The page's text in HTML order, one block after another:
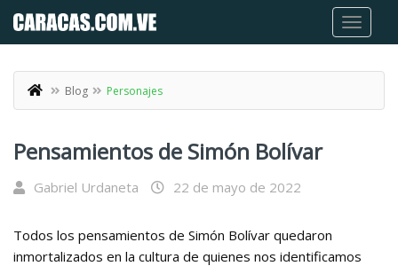
Blog Personajes
Pensamientos de Simón Bolívar
Gabriel Urdaneta 22 de mayo de 2022
Todos los pensamientos de Simón Bolívar quedaron
inmortalizados en la cultura de quienes nos identificamos